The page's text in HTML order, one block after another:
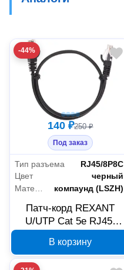
-44%
140 ₽250 ₽
Под заказ
Тип разъема
RJ45/8P8C
Цвет
черный
компаунд (LSZH)
Патч-корд REXANT
U/UTP Cat 5e RJ45-
м черный 02-0102-05
В корзину